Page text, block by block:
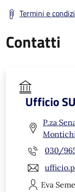
Termini e
Contatti
Ufficio
P.za
030/
Eva